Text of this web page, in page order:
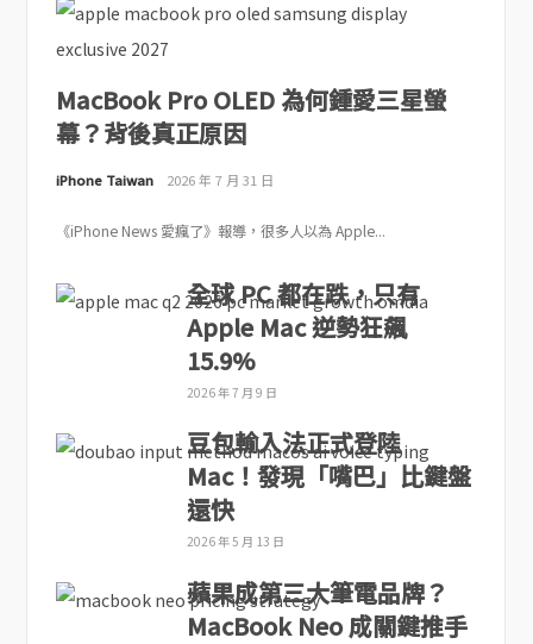
MacBook Pro OLED 為何鍾愛三星螢
幕？背後真正原因
iPhone Taiwan 2026 年 7 月 31 日
《iPhone News 愛瘋了》報導，很多人以為 Apple...
全球 PC 都在跌，只有
Apple Mac 逆勢狂飆
15.9%
2026 年 7 月 9 日
豆包輸入法正式登陸
Mac！發現「嘴巴」比鍵盤
還快
2026 年 5 月 13 日
蘋果成第三大筆電品牌？
MacBook Neo 成關鍵推手